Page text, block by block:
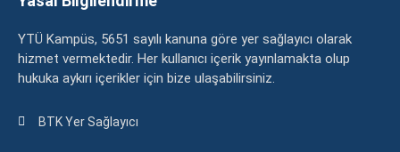
YTÜ Kampüs, 5651 sayılı kanuna göre yer sağlayıcı olarak
hizmet vermektedir. Her kullanıcı içerik yayınlamakta olup
hukuka aykırı içerikler için bize ulaşabilirsiniz.
BTK Yer Sağlayıcı